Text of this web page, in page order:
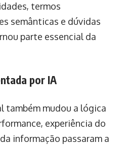
termos
semânticas e dúvidas
parte essencial da
por IA
também mudou a lógica
experiência do
informação passaram a